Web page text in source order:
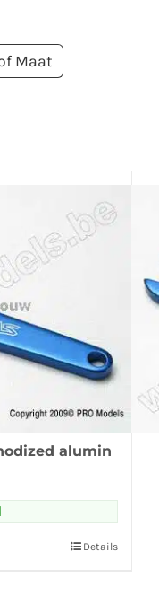
Maat
alumin
Details